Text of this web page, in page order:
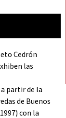
Cedrón
las
partir de la
de Buenos
con la